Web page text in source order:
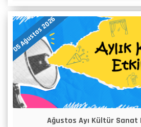
05 Ağustos 2026
Ağustos Ayı Kültür